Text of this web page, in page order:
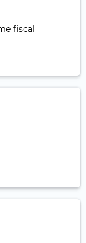
fiscal